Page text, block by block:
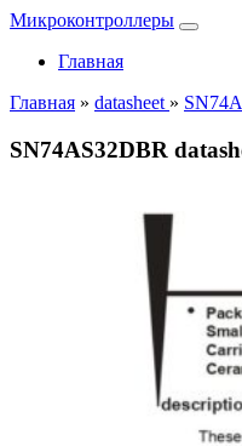
Микроконтроллеры
Главная
Главная » datasheet »
SN74AS32DBR